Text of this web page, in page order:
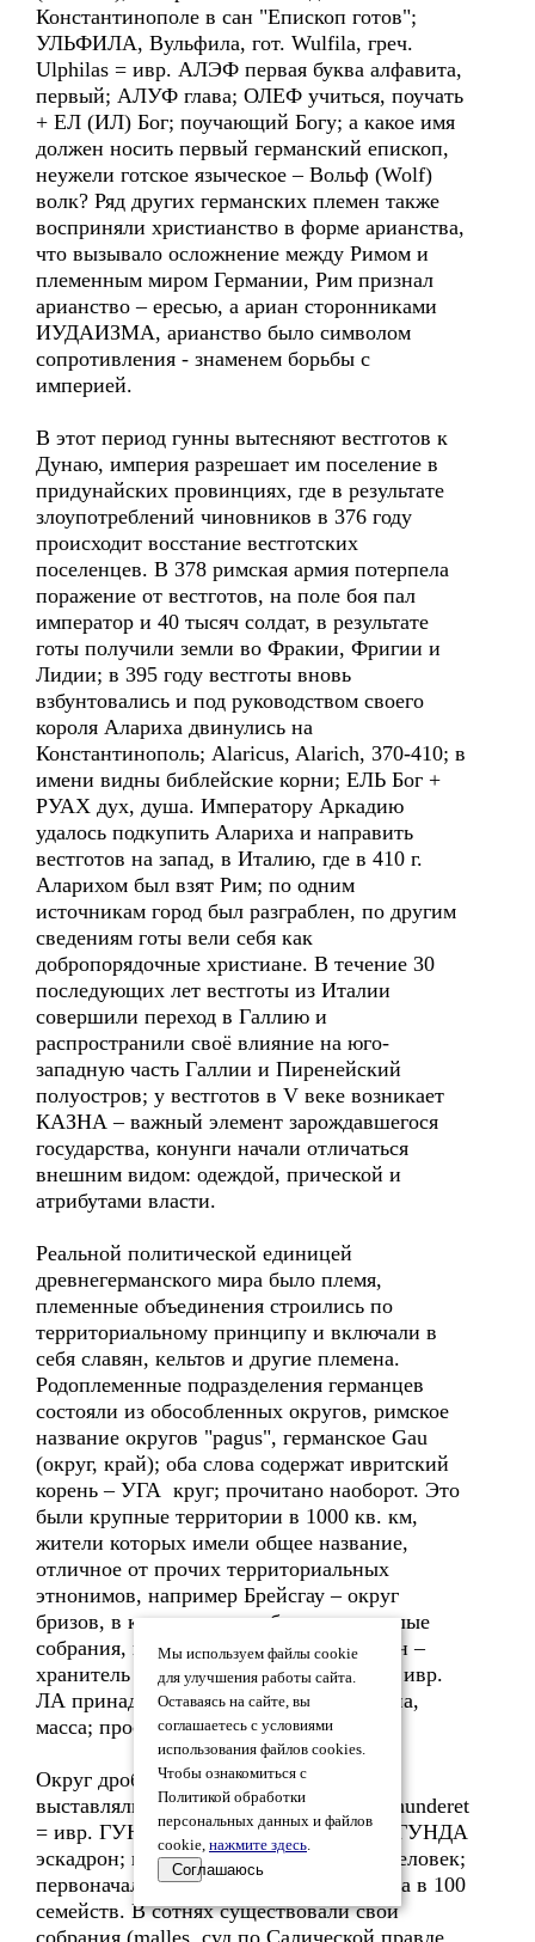
Константинополе в сан "Епископ готов";
УЛЬФИЛА, Вульфила, гот. Wulfila, греч.
Ulphilas = ивр. АЛЭФ первая буква алфавита,
первый; АЛУФ глава; ОЛЕФ учиться, поучать
+ ЕЛ (ИЛ) Бог; поучающий Богу; а какое имя
должен носить первый германский епископ,
неужели готское языческое – Вольф (Wolf)
волк? Ряд других германских племен также
восприняли христианство в форме арианства,
что вызывало осложнение между Римом и
племенным миром Германии, Рим признал
арианство – ересью, а ариан сторонниками
ИУДАИЗМА, арианство было символом
сопротивления - знаменем борьбы с
империей.
В этот период гунны вытесняют вестготов к
Дунаю, империя разрешает им поселение в
придунайских провинциях, где в результате
злоупотреблений чиновников в 376 году
происходит восстание вестготских
поселенцев. В 378 римская армия потерпела
поражение от вестготов, на поле боя пал
император и 40 тысяч солдат, в результате
готы получили земли во Фракии, Фригии и
Лидии; в 395 году вестготы вновь
взбунтовались и под руководством своего
короля Алариха двинулись на
Константинополь; Alaricus, Alarich, 370-410; в
имени видны библейские корни; ЕЛЬ Бог +
РУАХ дух, душа. Императору Аркадию
удалось подкупить Алариха и направить
вестготов на запад, в Италию, где в 410 г.
Аларихом был взят Рим; по одним
источникам город был разграблен, по другим
сведениям готы вели себя как
добропорядочные христиане. В течение 30
последующих лет вестготы из Италии
совершили переход в Галлию и
распространили своё влияние на юго-
западную часть Галлии и Пиренейский
полуостров; у вестготов в V веке возникает
КАЗНА – важный элемент зарождавшегося
государства, конунги начали отличаться
внешним видом: одеждой, прической и
атрибутами власти.
Реальной политической единицей
древнегерманского мира было племя,
племенные объединения строились по
территориальному принципу и включали в
себя славян, кельтов и другие племена.
Родоплеменные подразделения германцев
состояли из обособленных округов, римское
название округов "pagus", германское Gau
(округ, край); оба слова содержат ивритский
корень – УГА круг; прочитано наоборот. Это
были крупные территории в 1000 кв. км,
жители которых имели общее название,
отличное от прочих территориальных
этнонимов, например Брейсгау – округ
бризов, в каждом округе были свои малые
собрания, где избирался вождь и лагман –
хранитель и знаток местной традиции; ивр.
ЛА принадлежность + (х) ГАМОН толпа,
масса; простонародный, вульгарный.
Округ дробился на сотни, которые
выставляли ополчение в 100 воинов - hunderet
= ивр. ГУНДАР командир эскадрона; ГУНДА
эскадрон; подразделение войск в 100 человек;
первоначально "сотня" – родовая группа в 100
семейств. В сотнях существовали свои
собрания (malles, суд по Салической правде,
Мы используем файлы cookie
для улучшения работы сайта.
Оставаясь на сайте, вы
соглашаетесь с условиями
использования файлов cookies.
Чтобы ознакомиться с
Политикой обработки
персональных данных и файлов
cookie, нажмите здесь.
Соглашаюсь